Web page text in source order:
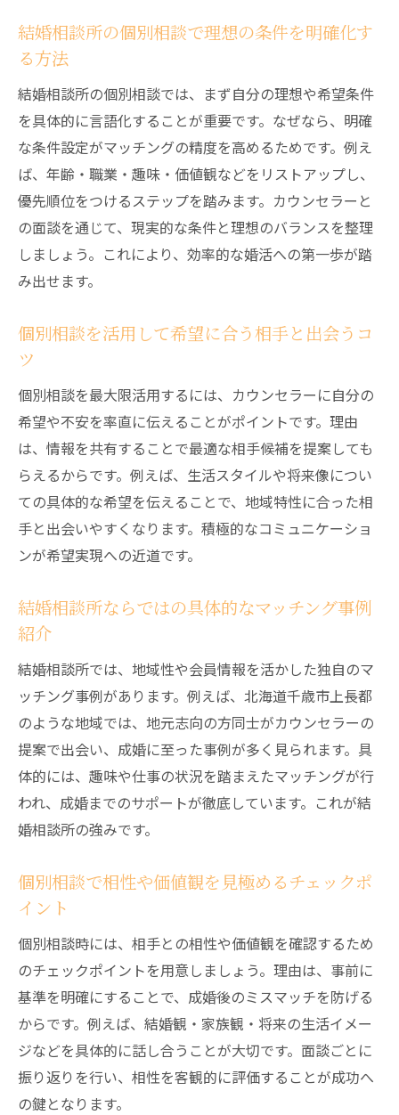
結婚相談所でよくある禁止事項とその理由
識
最短ルートで成婚を目指す方法まとめ
結婚相談所を活用した成婚までの最短アプ
ローチ
個別相談の活用が成婚率アップにつながる
理由
婚活で成功するために実践したいポイント
結婚相談所で成婚を目指す際の注意点と対
効率的な婚活で理想のパートナーに出会う
秘訣
結婚相談所で成婚を実現した体験談をご紹
介
結婚相談所の個別相談で理想の条件を明確化す
る方法
結婚相談所の個別相談では、まず自分の理想や希望条件
を具体的に言語化することが重要です。なぜなら、明確
な条件設定がマッチングの精度を高めるためです。例え
ば、年齢・職業・趣味・価値観などをリストアップし、
優先順位をつけるステップを踏みます。カウンセラーと
の面談を通じて、現実的な条件と理想のバランスを整理
しましょう。これにより、効率的な婚活への第一歩が踏
み出せます。
個別相談を活用して希望に合う相手と出会うコ
ツ
個別相談を最大限活用するには、カウンセラーに自分の
希望や不安を率直に伝えることがポイントです。理由
は、情報を共有することで最適な相手候補を提案しても
らえるからです。例えば、生活スタイルや将来像につい
ての具体的な希望を伝えることで、地域特性に合った相
手と出会いやすくなります。積極的なコミュニケーショ
ンが希望実現への近道です。
結婚相談所ならではの具体的なマッチング事例
紹介
結婚相談所では、地域性や会員情報を活かした独自のマ
ッチング事例があります。例えば、北海道千歳市上長都
のような地域では、地元志向の方同士がカウンセラーの
提案で出会い、成婚に至った事例が多く見られます。具
体的には、趣味や仕事の状況を踏まえたマッチングが行
われ、成婚までのサポートが徹底しています。これが結
婚相談所の強みです。
個別相談で相性や価値観を見極めるチェックポ
イント
個別相談時には、相手との相性や価値観を確認するため
のチェックポイントを用意しましょう。理由は、事前に
基準を明確にすることで、成婚後のミスマッチを防げる
からです。例えば、結婚観・家族観・将来の生活イメー
ジなどを具体的に話し合うことが大切です。面談ごとに
振り返りを行い、相性を客観的に評価することが成功へ
の鍵となります。